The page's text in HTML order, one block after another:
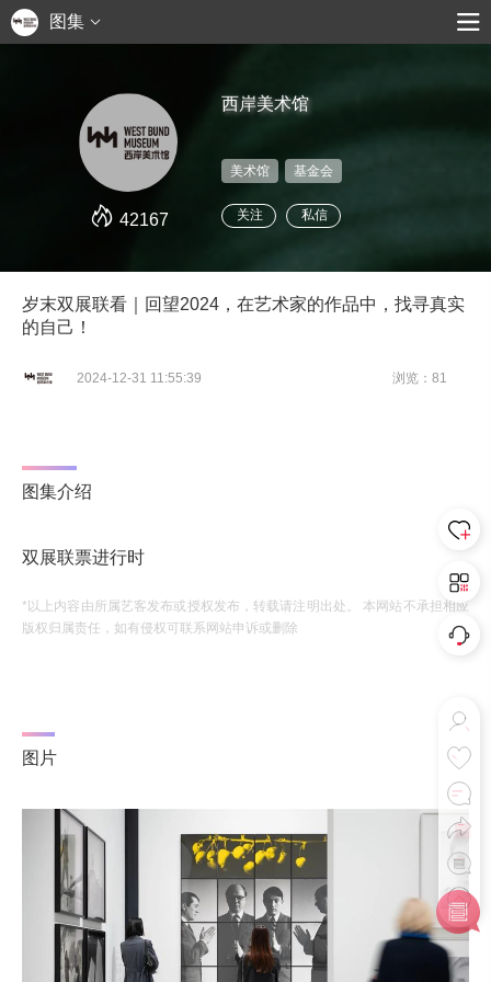
图集
42167
西岸美术馆
美术馆 基金会
关注 私信
岁末双展联看｜回望2024，在艺术家的作品中，找寻真实
的自己！
2024-12-31 11:55:39 浏览：81
图集介绍
双展联票进行时
*以上内容由所属艺客发布或授权发布，转载请注明出处。 本网站不承担相应
版权归属责任，如有侵权可联系网站申诉或删除
图片